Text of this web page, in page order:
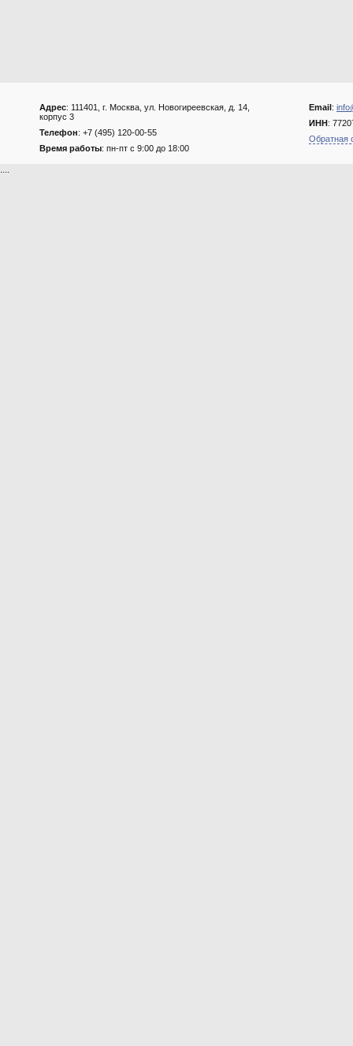
Адрес: 111401, г. Москва, ул. Новогиреевская, д. 14,
корпус 3
Телефон: +7 (495) 120-00-55
Время работы: пн-пт с 9:00 до 18:00
Email:
ИНН:
Обратная
....